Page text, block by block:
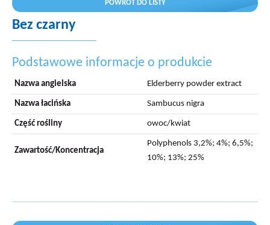
POWRÓT DO LISTY
Bez czarny
Podstawowe informacje o produkcie
Nazwa angielska Elderberry powder extract
Nazwa łacińska Sambucus nigra
Część rośliny owoc/kwiat
Zawartość/Koncentracja
Polyphenols 3,2%; 4%; 6,5%;
10%; 13%; 25%